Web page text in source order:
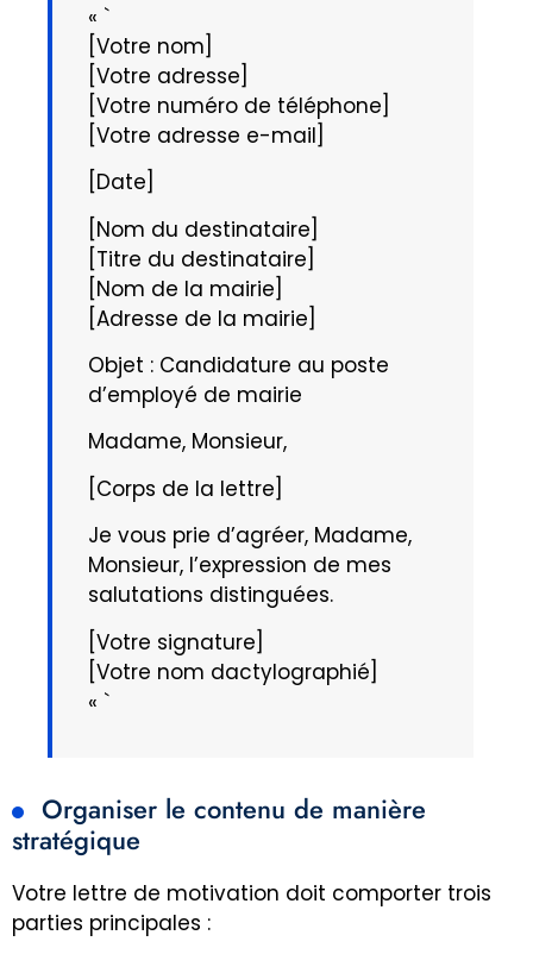
« `
[Votre nom]
[Votre adresse]
[Votre numéro de téléphone]
[Votre adresse e-mail]
[Date]
[Nom du destinataire]
[Titre du destinataire]
[Nom de la mairie]
[Adresse de la mairie]
Objet : Candidature au poste
d’employé de mairie
Madame, Monsieur,
[Corps de la lettre]
Je vous prie d’agréer, Madame,
Monsieur, l’expression de mes
salutations distinguées.
[Votre signature]
[Votre nom dactylographié]
« `
Organiser le contenu de manière
stratégique
Votre lettre de motivation doit comporter trois
parties principales :